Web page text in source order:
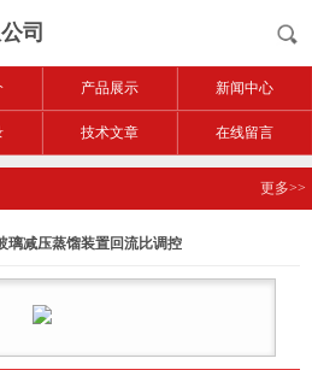
司
产品展示 新闻中心
技术文章 在线留言
更多>>
璃减压蒸馏装置回流比调控